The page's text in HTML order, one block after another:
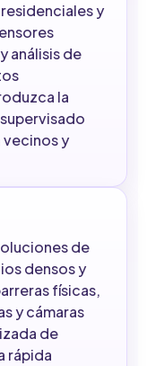
y
análisis de
la
vecinos y
de
densos y
físicas,
y cámaras
de
rápida